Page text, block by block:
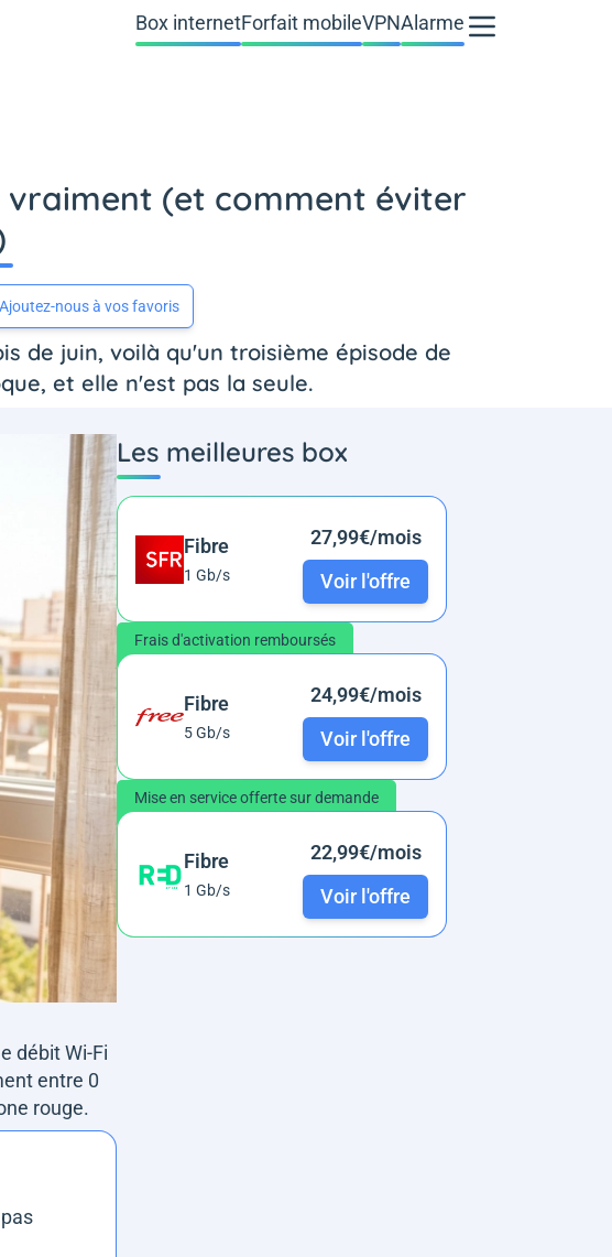
Box internetForfait mobileVPNAlarme
(et comment éviter
Ajoutez-nous à vos favoris
de juin, voilà qu'un troisième épisode de
et elle n'est pas la seule.
débit Wi-Fi
entre 0
rouge.
Les meilleures box
Fibre
1 Gb/s
27,99€/mois
Voir l'offre
Frais d'activation remboursés
Fibre
5 Gb/s
24,99€/mois
Voir l'offre
Mise en service offerte sur demande
Fibre
1 Gb/s
22,99€/mois
Voir l'offre